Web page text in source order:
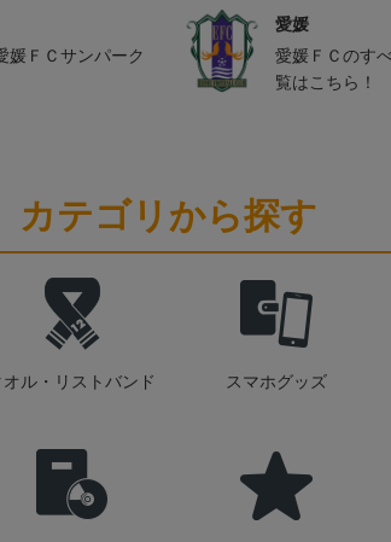
媛ＦＣサンパーク
愛媛
愛媛ＦＣのす
覧はこちら！
カテゴリから探す
オル・リストバンド スマホグッズ